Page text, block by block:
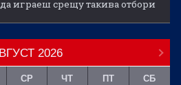
играеш срещу такива отбори
2026
СР ЧТ ПТ СБ